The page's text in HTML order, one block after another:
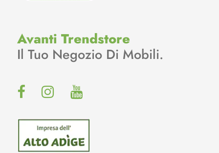
Avanti Trendstore
Il Tuo Negozio Di Mobili.